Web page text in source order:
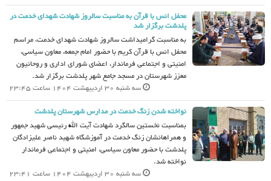
محفل انس با قرآن به مناسبت سالروز شهادت شهدای خدمت در
پلدشت برگزار شد
به مناسبت گرامیداشت سالروز شهادت شهدای خدمت، مراسم
محفل انس با قرآن کریم با حضور امام جمعه، معاون سیاسی،
امنیتی و اجتماعی فرماندار، اعضای شورای اداری و روحانیون
معزز شهرستان در مسجد جامع شهر پلدشت برگزار شد.
سه شنبه 30 اردیبهشت 1404 ساعت 23:45
نواخته شدن زنگ خدمت در مدارس شهرستان پلدشت
بمناسبت نخستین سالگرد شهادت آیت الله رئیسی شهید جمهور
و همراهانشان زنگ خدمت در آموزشگاه شهید ناصر علیزادگان
پلدشت با حضور معاون سیاسی، امنیتی و اجتماعی فرماندار
نواخته شد.
سه شنبه 30 اردیبهشت 1404 ساعت 23:41